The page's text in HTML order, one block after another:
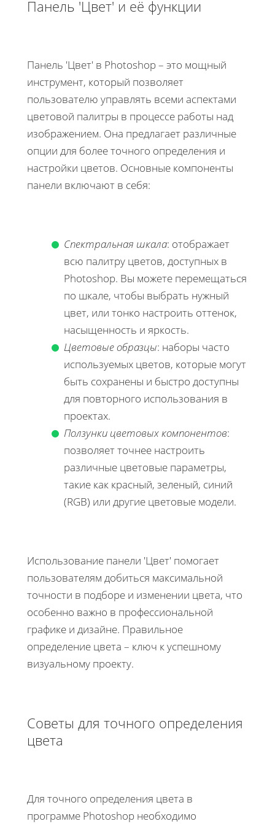
Панель 'Цвет' и её функции
Панель 'Цвет' в Photoshop – это мощный
инструмент, который позволяет
пользователю управлять всеми аспектами
цветовой палитры в процессе работы над
изображением. Она предлагает различные
опции для более точного определения и
настройки цветов. Основные компоненты
панели включают в себя:
Спектральная шкала: отображает
всю палитру цветов, доступных в
Photoshop. Вы можете перемещаться
по шкале, чтобы выбрать нужный
цвет, или тонко настроить оттенок,
насыщенность и яркость.
Цветовые образцы: наборы часто
используемых цветов, которые могут
быть сохранены и быстро доступны
для повторного использования в
проектах.
Ползунки цветовых компонентов:
позволяет точнее настроить
различные цветовые параметры,
такие как красный, зеленый, синий
(RGB) или другие цветовые модели.
Использование панели 'Цвет' помогает
пользователям добиться максимальной
точности в подборе и изменении цвета, что
особенно важно в профессиональной
графике и дизайне. Правильное
определение цвета – ключ к успешному
визуальному проекту.
Советы для точного определения
цвета
Для точного определения цвета в
программе Photoshop необходимо